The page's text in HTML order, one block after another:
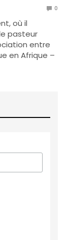
0
où il
pasteur
entre
en Afrique –